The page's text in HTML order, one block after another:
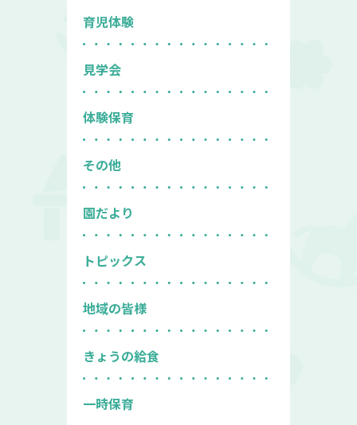
育児体験
見学会
体験保育
その他
園だより
トピックス
地域の皆様
きょうの給食
一時保育